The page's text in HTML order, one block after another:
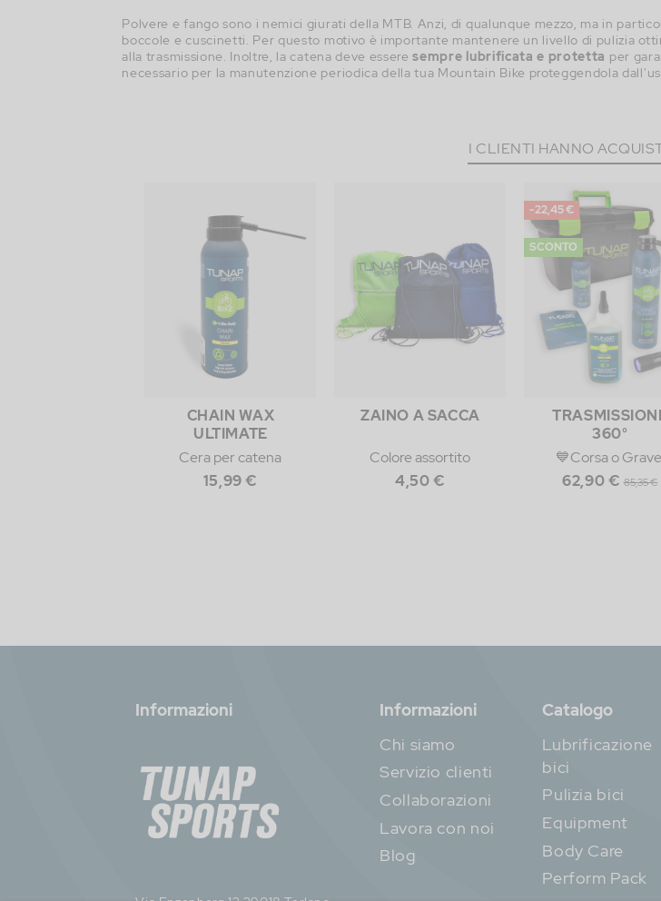
Polvere e fango sono i nemici giurati della MTB. Anzi, di qualunque mezzo, ma in
boccole e cuscinetti. Per questo motivo è importante mantenere un livello di pulizia
alla trasmissione. Inoltre, la catena deve esseresempre lubrificata e protetta per
necessario per la manutenzione periodica della tua Mountain Bike proteggendola
I CLIENTI HANNO
CHAIN WAX
ULTIMATE
Cera per catena
15,99 €
ZAINO A SACCA
Colore assortito
4,50 €
-22,45 €
SCONTO
360°
💙Corsa o
62,90 € 85,35 €
Informazioni
Informazioni
Chi siamo
Servizio clienti
Collaborazioni
Lavora con noi
Blog
Catalogo
Lubrificazione
bici
Pulizia bici
Equipment
Body Care
Perform Pack